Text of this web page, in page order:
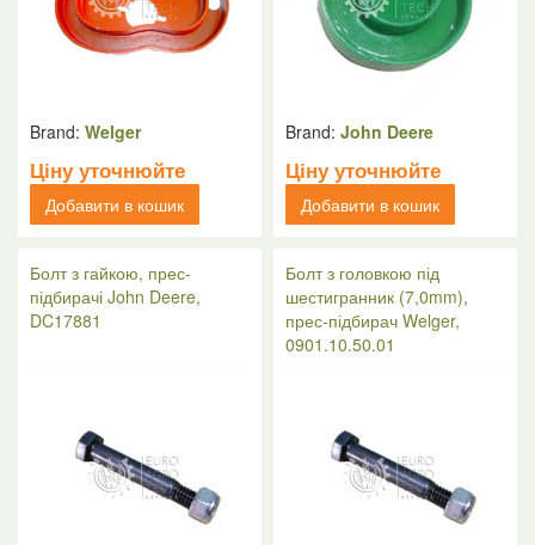
Brand: Welger
Ціну уточнюйте
Добавити в кошик
Brand: John Deere
Ціну уточнюйте
Добавити в кошик
Болт з гайкою, прес-
підбирачі John Deere,
DC17881
Болт з головкою під
шестигранник (7,0mm),
прес-підбирач Welger,
0901.10.50.01